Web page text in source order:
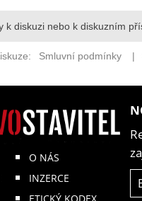
O NÁS
INZERCE